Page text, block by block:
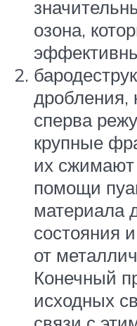
озона,
дробления,
сперва
крупные
их
помощи
материала
состояния
от
Конечный
исходных